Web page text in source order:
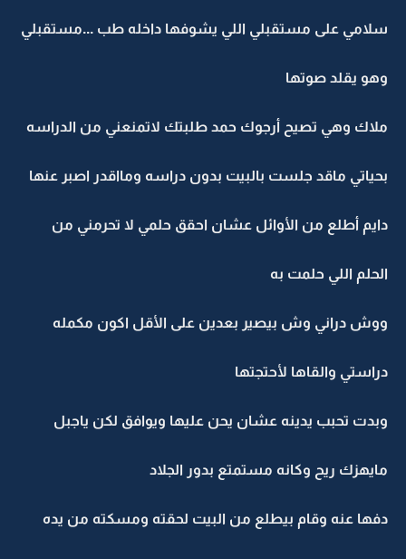
سلامي على مستقبلي اللي يشوفها داخله طب ...مستقبلي
وهو يقلد صوتها
ملاك وهي تصيح أرجوك حمد طلبتك لاتمنعني من الدراسه
بحياتي ماقد جلست بالبيت بدون دراسه ومااقدر اصبر عنها
دايم أطلع من الأوائل عشان احقق حلمي لا تحرمني من
الحلم اللي حلمت به
ووش دراني وش بيصير بعدين على الأقل اكون مكمله
دراستي والقاها لأحتجتها
وبدت تحبب يدينه عشان يحن عليها ويوافق لكن ياجبل
مايهزك ريح وكانه مستمتع بدور الجلاد
دفها عنه وقام بيطلع من البيت لحقته ومسكته من يده